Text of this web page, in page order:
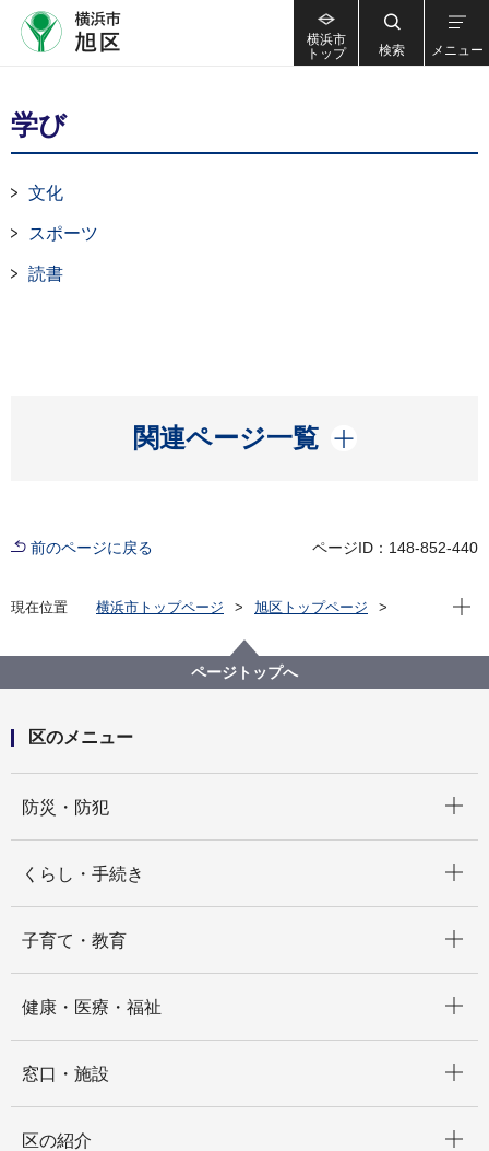
横浜市
トップ
検索 メニュー
学び
文化
スポーツ
読書
関連ページ一覧
開く
前のページに戻る ページID：148-852-440
現在位置 横浜市トップページ
旭区トップページ
現在
ページトップへ
区のメニュー
防災・防犯
くらし・手続き
子育て・教育
健康・医療・福祉
窓口・施設
区の紹介